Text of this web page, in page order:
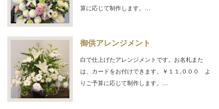
算に応じて制作します。…
御供アレンジメント
白で仕上げたアレンジメントです。お名札また
は、カードをお付けできます。￥１１,０００ よ
りご予算に応じて制作します。…